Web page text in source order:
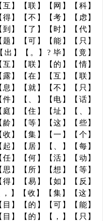
】【联】【网】【科】
】【不】【考】【虑】
】【了】【时】【代】
】【可】【能】【只】
】【。】? 毕】【竟】
】【联】【的】【情】
】【在】【互】【联】
】【就】【不】【只】
】【、】【电】【话】
】【住】【址】【、】
】【等】【这】【些】
】【集】【一】【个】
】【居】【、】【每】
】【何】【活】【动】
】【所】【想】【等】
】【易】【如】【反】
】【收】【集】【这】
】【的】【可】【能】
】【的】【，】【只】